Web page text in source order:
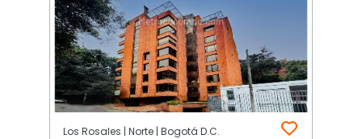
Los Rosales | Norte | Bogotá D.C.